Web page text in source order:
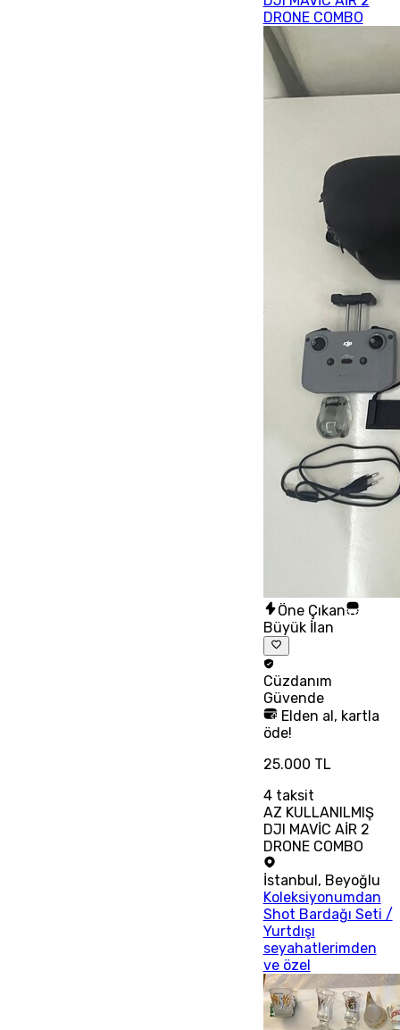
DRONE COMBO
Öne Çıkan
Büyük İlan
Cüzdanım
Güvende
Elden al, kartla
öde!
25.000 TL
4taksit
AZ KULLANILMIŞ
DJI MAVİC AİR 2
DRONE COMBO
İstanbul, Beyoğlu
Koleksiyonumdan
Shot Bardağı Seti /
Yurtdışı
seyahatlerimden
ve özel